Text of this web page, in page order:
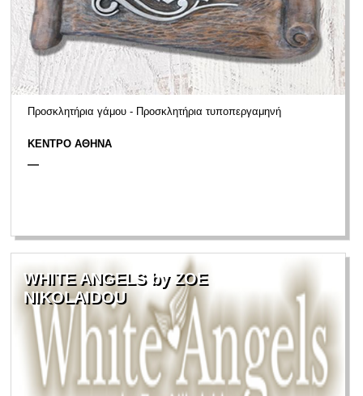
Προσκλητήρια γάμου - Προσκλητήρια τυποπεργαμηνή
ΚΕΝΤΡΟ ΑΘΗΝΑ
—
WHITE ANGELS by ZOE
NIKOLAIDOU